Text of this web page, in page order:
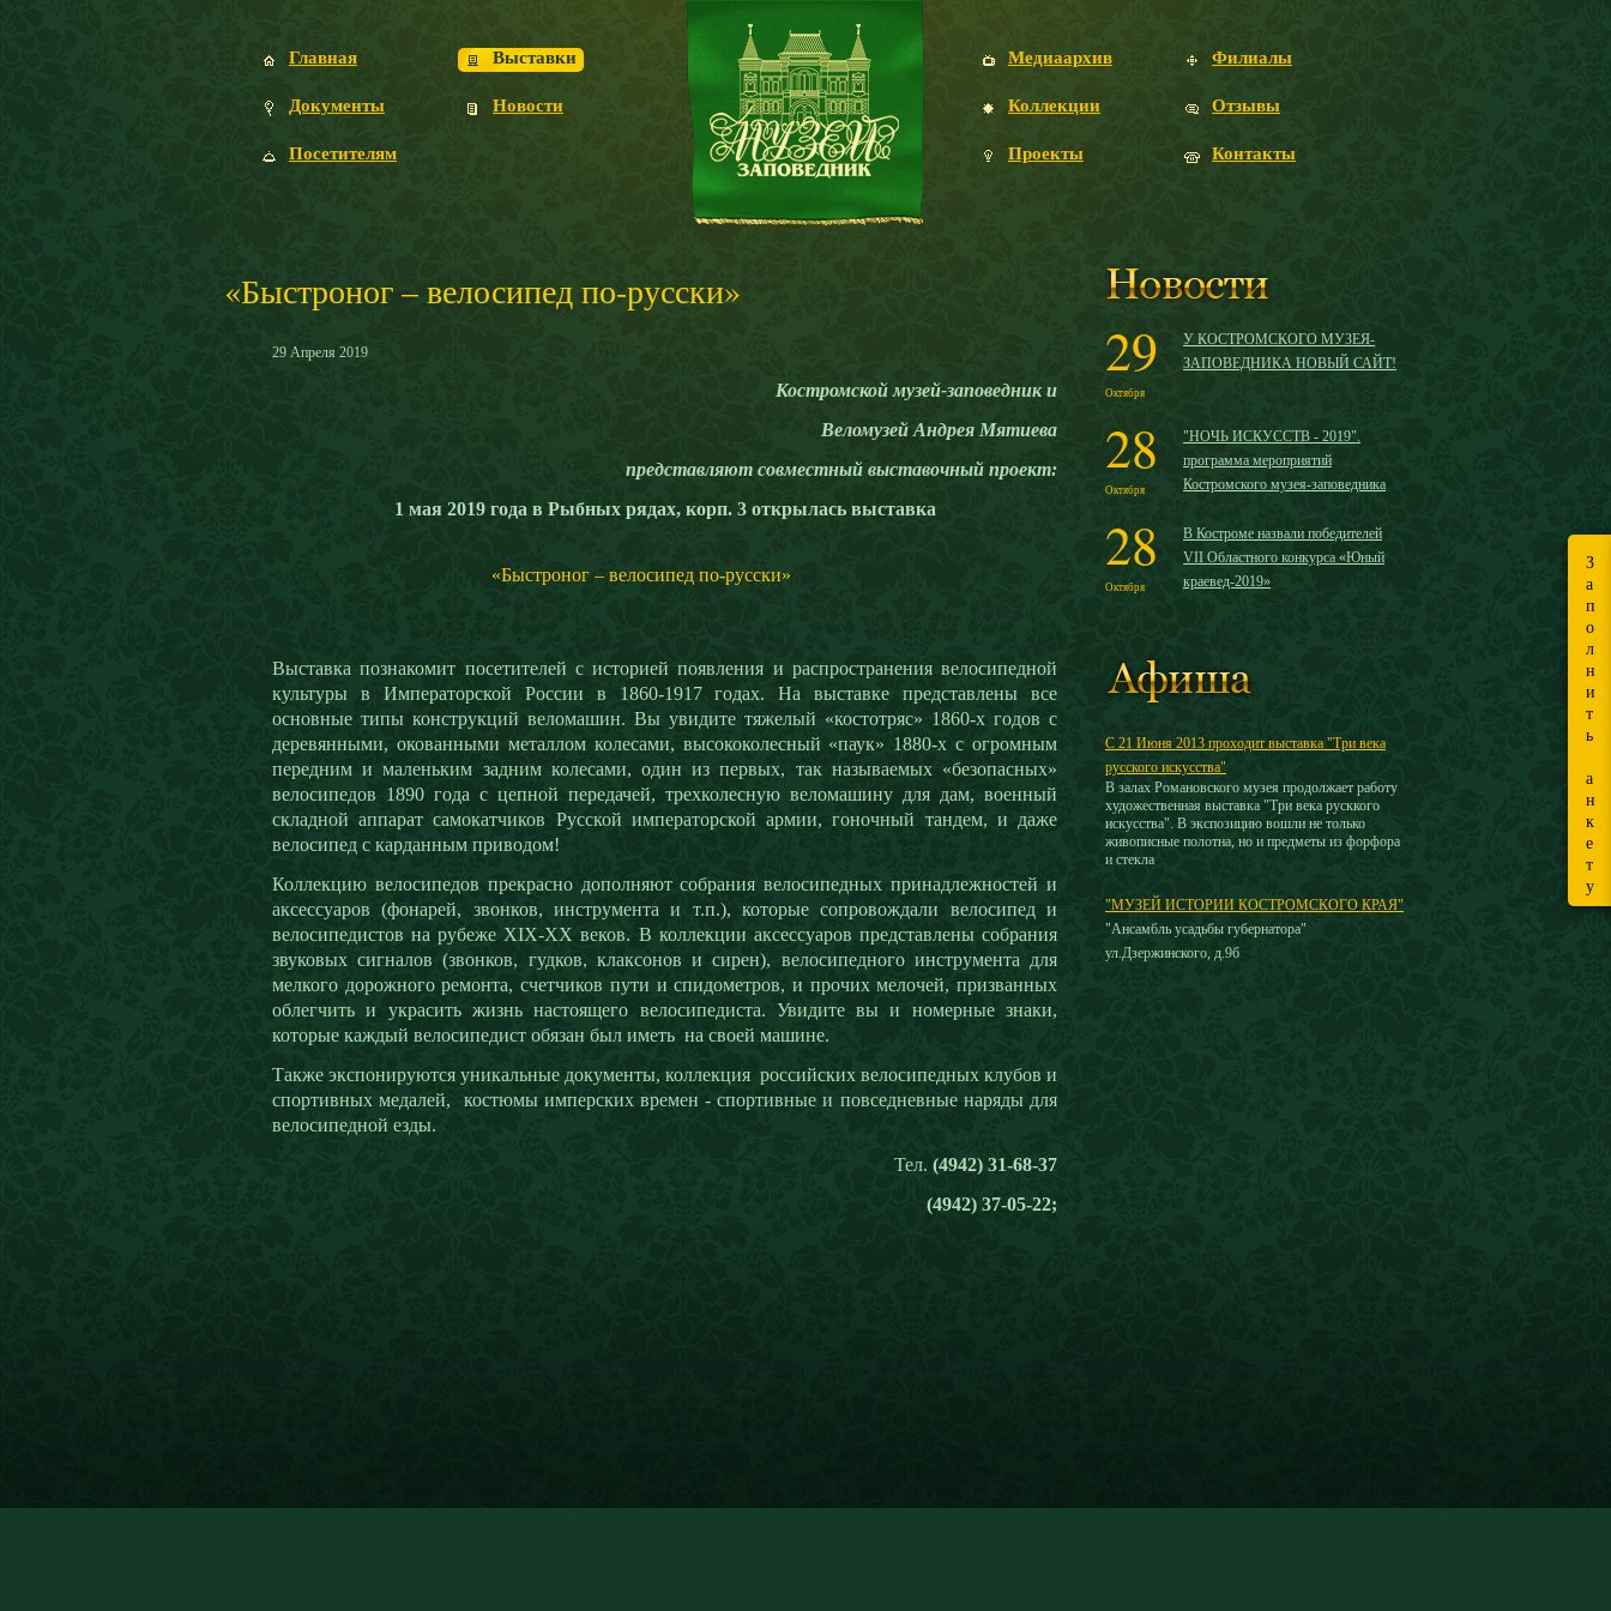
З
а
п
о
л
н
и
т
ь
а
н
к
е
т
у
Главная
Документы
Посетителям
Выставки
Новости
Медиаархив
Коллекции
Проекты
Филиалы
Отзывы
Контакты
«Быстроног – велосипед по-русски»
29 Апреля 2019
Костромской музей-заповедник и
Веломузей Андрея Мятиева
представляют совместный выставочный проект:
1 мая 2019 года в Рыбных рядах, корп. 3 открылась выставка
«Быстроног – велосипед по-русски»
Выставка познакомит посетителей с историей появления и распространения велосипедной
культуры в Императорской России в 1860-1917 годах. На выставке представлены все
основные типы конструкций веломашин. Вы увидите тяжелый «костотряс» 1860-х годов с
деревянными, окованными металлом колесами, высококолесный «паук» 1880-х с огромным
передним и маленьким задним колесами, один из первых, так называемых «безопасных»
велосипедов 1890 года с цепной передачей, трехколесную веломашину для дам, военный
складной аппарат самокатчиков Русской императорской армии, гоночный тандем, и даже
велосипед с карданным приводом!
Коллекцию велосипедов прекрасно дополняют собрания велосипедных принадлежностей и
аксессуаров (фонарей, звонков, инструмента и т.п.), которые сопровождали велосипед и
велосипедистов на рубеже XIX-XX веков. В коллекции аксессуаров представлены собрания
звуковых сигналов (звонков, гудков, клаксонов и сирен), велосипедного инструмента для
мелкого дорожного ремонта, счетчиков пути и спидометров, и прочих мелочей, призванных
облегчить и украсить жизнь настоящего велосипедиста. Увидите вы и номерные знаки,
которые каждый велосипедист обязан был иметь на своей машине.
Также экспонируются уникальные документы, коллекция российских велосипедных клубов и
спортивных медалей, костюмы имперских времен - спортивные и повседневные наряды для
велосипедной езды.
Тел. (4942) 31-68-37
(4942) 37-05-22;
29
Октября
У КОСТРОМСКОГО МУЗЕЯ-
ЗАПОВЕДНИКА НОВЫЙ САЙТ!
28
Октября
"НОЧЬ ИСКУССТВ - 2019".
программа мероприятий
Костромского музея-заповедника
28
Октября
В Костроме назвали победителей
VII Областного конкурса «Юный
краевед-2019»
С 21 Июня 2013 проходит выставка "Три века
русского искусства"
В залах Романовского музея продолжает работу
художественная выставка "Три века русккого
искусства". В экспозицию вошли не только
живописные полотна, но и предметы из форфора
и стекла
"МУЗЕЙ ИСТОРИИ КОСТРОМСКОГО КРАЯ"
"Ансамбль усадьбы губернатора"
ул.Дзержинского, д.9б